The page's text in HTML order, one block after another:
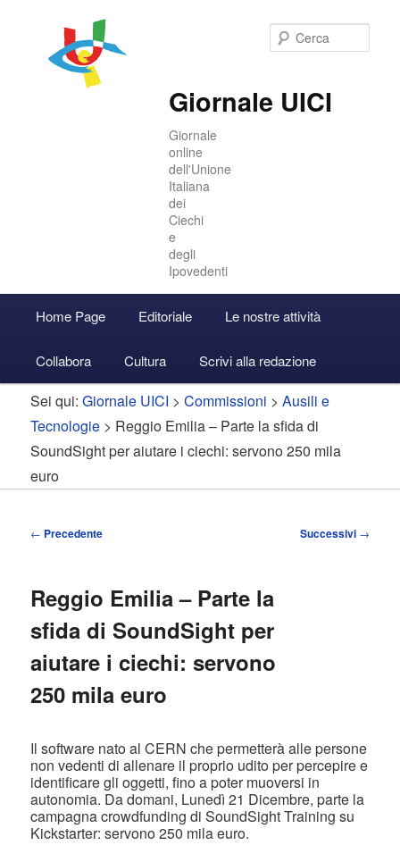
Giornale UICI
Giornale
online
dell'Unione
Italiana
dei
Ciechi
e
degli
Ipovedenti
principale
Vai
al
contenuto
principale
Vai
al
contenuto
secondario
Accedi
Home Page Editoriale Le nostre attività
Collabora Cultura Scrivi alla redazione
Sei qui:Giornale UICI >Commissioni >Ausili e
Tecnologie > Reggio Emilia – Parte la sfida di
SoundSight per aiutare i ciechi: servono 250 mila
euro
Navigazione
← Precedente Successivi →
Reggio Emilia – Parte la
sfida di SoundSight per
aiutare i ciechi: servono
250 mila euro
Il software nato al CERN che permetterà alle persone
non vedenti di allenare il proprio udito per percepire e
identificare gli oggetti, fino a poter muoversi in
autonomia. Da domani, Lunedì 21 Dicembre, parte la
campagna crowdfunding di SoundSight Training su
Kickstarter: servono 250 mila euro.